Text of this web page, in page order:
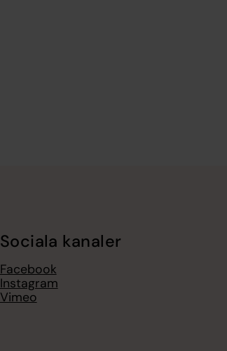
Sociala kanaler
Facebook
Instagram
Vimeo